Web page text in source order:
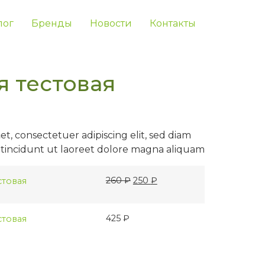
Бренды Новости Контакты
тестовая
consectetuer adipiscing elit, sed diam
ut laoreet dolore magna aliquam
260₽ 250 ₽
425 ₽